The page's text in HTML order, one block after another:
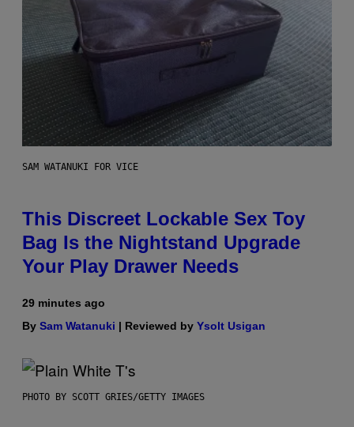
SAM WATANUKI FOR VICE
This Discreet Lockable Sex Toy
Bag Is the Nightstand Upgrade
Your Play Drawer Needs
29 minutes ago
By Sam Watanuki | Reviewed by Ysolt Usigan
PHOTO BY SCOTT GRIES/GETTY IMAGES